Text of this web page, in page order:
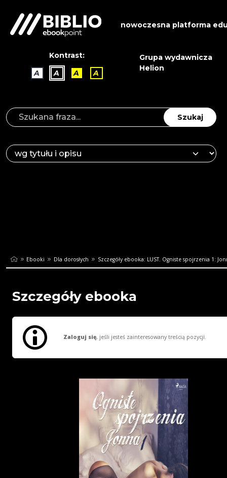
nowoczesna platforma
Kontrast:
A
A A A
Grupa wydawnicza
Helion
Szukaj
Ebooki Dla dorosłych Szczegóły ebooka: LUST. Ogniste spojrzenia 1:
Szczegóły ebooka
Zaloguj się, jeśli jesteś zainteresowany treścią pozycji.